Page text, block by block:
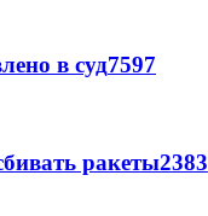
в суд7597
ракеты2383